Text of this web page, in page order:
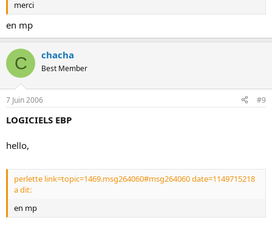
merci
en mp
C chacha
Best Member
7 Juin 2006 #9
LOGICIELS EBP
hello,
perlette link=topic=1469.msg264060#msg264060 date=1149715218
a dit:
en mp